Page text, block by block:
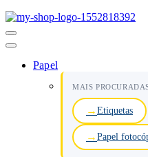
Menu
de
Papel
MAIS
Etiquetas
Papel